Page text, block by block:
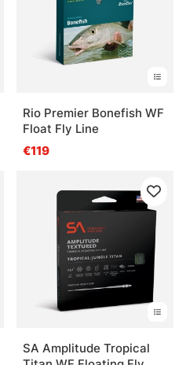
Rio Premier Bonefish WF
Float Fly Line
€119
SA Amplitude Tropical